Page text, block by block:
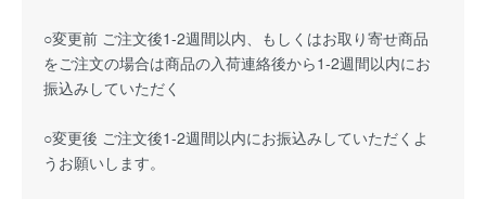
○変更前 ご注文後1-2週間以内、もしくはお取り寄せ商品
をご注文の場合は商品の入荷連絡後から1-2週間以内にお
振込みしていただく
○変更後 ご注文後1-2週間以内にお振込みしていただくよ
うお願いします。